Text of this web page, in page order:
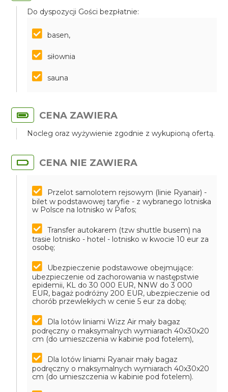
Do dyspozycji Gości bezpłatnie:
basen,
siłownia
sauna
CENA ZAWIERA
Nocleg oraz wyżywienie zgodnie z wykupioną ofertą.
CENA NIE ZAWIERA
Przelot samolotem rejsowym (linie Ryanair) -
bilet w podstawowej taryfie - z wybranego lotniska
w Polsce na lotnisko w Pafos;
Transfer autokarem (tzw shuttle busem) na
trasie lotnisko - hotel - lotnisko w kwocie 10 eur za
osobę;
Ubezpieczenie podstawowe obejmujące:
ubezpieczenie od zachorowania w następstwie
epidemii, KL do 30 000 EUR, NNW do 3 000
EUR, bagaż podróżny 200 EUR, ubezpieczenie od
chorób przewlekłych w cenie 5 eur za dobę;
Dla lotów liniami Wizz Air mały bagaz
podręczny o maksymalnych wymiarach 40x30x20
cm (do umieszczenia w kabinie pod fotelem),
Dla lotów liniami Ryanair mały bagaz
podręczny o maksymalnych wymiarach 40x30x20
cm (do umieszczenia w kabinie pod fotelem).